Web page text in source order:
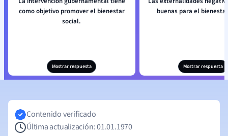
como objetivo promover el bienestar
social.
Mostrar respuesta
buenas para el
Mostrar respuesta
Contenido verificado
Última actualización: 01.01.1970